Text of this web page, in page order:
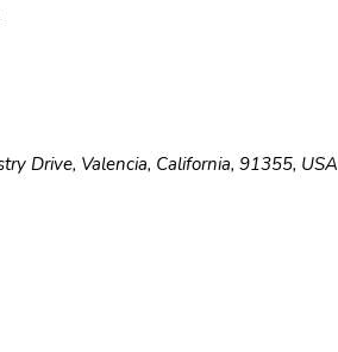
Drive, Valencia, California, 91355, USA